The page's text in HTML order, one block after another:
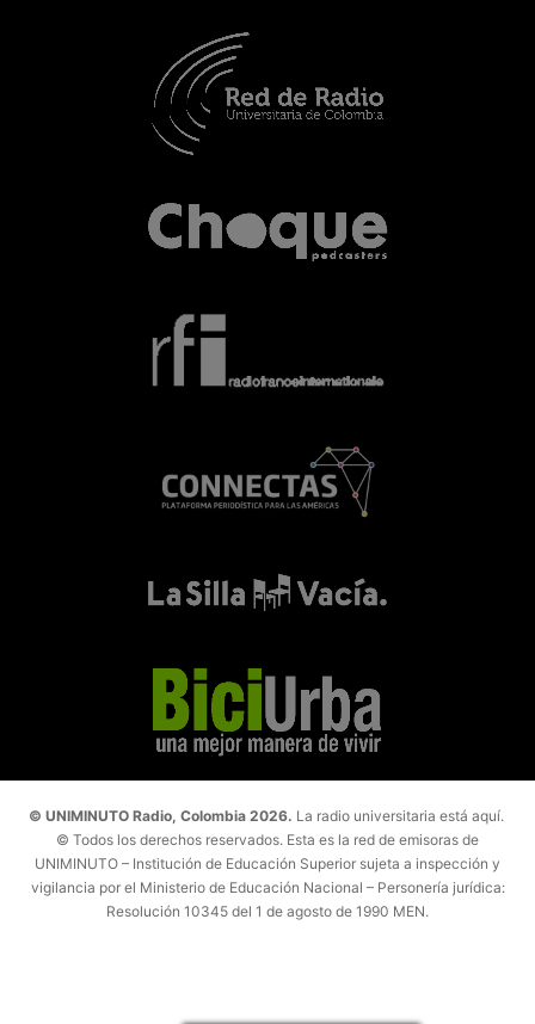
© UNIMINUTO Radio, Colombia 2026. La radio universitaria está aquí.
© Todos los derechos reservados. Esta es la red de emisoras de
UNIMINUTO – Institución de Educación Superior sujeta a inspección y
vigilancia por el Ministerio de Educación Nacional – Personería jurídica:
Resolución 10345 del 1 de agosto de 1990 MEN.